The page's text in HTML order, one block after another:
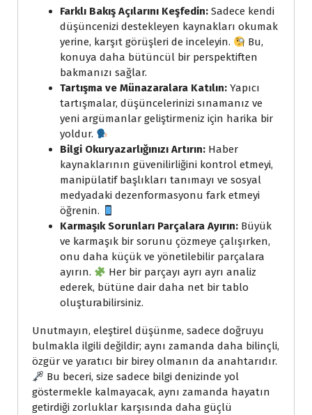
Farklı Bakış Açılarını Keşfedin: Sadece kendi
düşüncenizi destekleyen kaynakları okumak
yerine, karşıt görüşleri de inceleyin.
Bu,
konuya daha bütüncül bir perspektiften
bakmanızı sağlar.
Tartışma ve Münazaralara Katılın: Yapıcı
tartışmalar, düşüncelerinizi sınamanız ve
yeni argümanlar geliştirmeniz için harika bir
yoldur.
Bilgi Okuryazarlığınızı Artırın: Haber
kaynaklarının güvenilirliğini kontrol etmeyi,
manipülatif başlıkları tanımayı ve sosyal
medyadaki dezenformasyonu fark etmeyi
öğrenin.
Karmaşık Sorunları Parçalara Ayırın: Büyük
ve karmaşık bir sorunu çözmeye çalışırken,
onu daha küçük ve yönetilebilir parçalara
ayırın.
Her bir parçayı ayrı ayrı analiz
ederek, bütüne dair daha net bir tablo
oluşturabilirsiniz.
Unutmayın, eleştirel düşünme, sadece doğruyu
bulmakla ilgili değildir; aynı zamanda daha bilinçli,
özgür ve yaratıcı bir birey olmanın da anahtarıdır.
Bu beceri, size sadece bilgi denizinde yol
göstermekle kalmayacak, aynı zamanda hayatın
getirdiği zorluklar karşısında daha güçlü